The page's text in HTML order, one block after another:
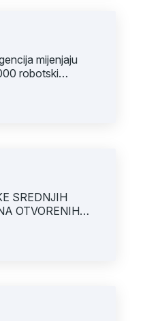
mijenjaju
robotski
SREDNJIH
OTVORENIH